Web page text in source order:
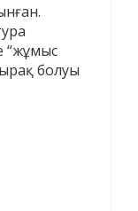
“жұмыс
болуы